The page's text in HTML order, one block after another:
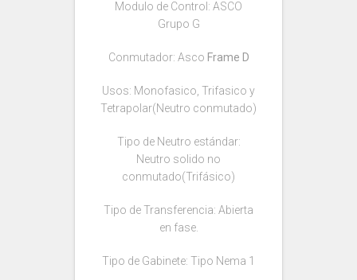
Modulo de Control: ASCO
Grupo G
Conmutador: Asco Frame D
Usos: Monofasico, Trifasico y
Tetrapolar(Neutro conmutado)
Tipo de Neutro estándar:
Neutro solido no
conmutado(Trifásico)
Tipo de Transferencia: Abierta
en fase.
Tipo de Gabinete: Tipo Nema 1